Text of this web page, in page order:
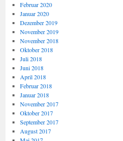
Februar 2020
Januar 2020
Dezember 2019
November 2019
November 2018
Oktober 2018
Juli 2018
Juni 2018
April 2018
Februar 2018
Januar 2018
November 2017
Oktober 2017
September 2017
August 2017